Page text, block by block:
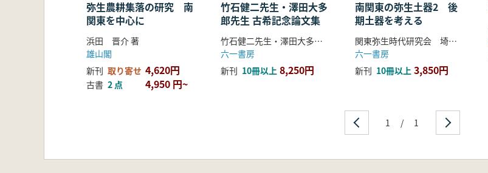
13.弥生式文化東漸論― 文化変容論と文化伝播論 ―
14.戦前の唯物史観― 社会構造と階級 ―
15.戦前の弥生集落論― 縄文集落との相違 ―
戦後の弥生文化研究
16.戦後の弥生時代の枠組み― 弥生時代の再定義 ―
17.戦後の弥生民族論争― 弥生文化の担い手 ―
18.戦後の東漸論とその変化― 弥生文化波及の実態 ―
21.金属器の在り方― 青銅器・鉄器の出現とその役割 ―
弥生農耕集落の研究 南
関東を中心に
浜田 晋介 著
雄山閣
新刊 取り寄せ 4,620円
古書 2 点 4,950 円~
竹石健二先生・澤田大多
郎先生 古希記念論文集
竹石健二先生・澤田大多郎先生の古希を祝う会 編
六一書房
新刊 10冊以上 8,250円
南関東の弥生土器2 後
期土器を考える
関東弥生時代研究会 埼玉土器観会 八千代栗谷遺跡研究会 編
六一書房
新刊 10冊以上 3,850円
1 / 1